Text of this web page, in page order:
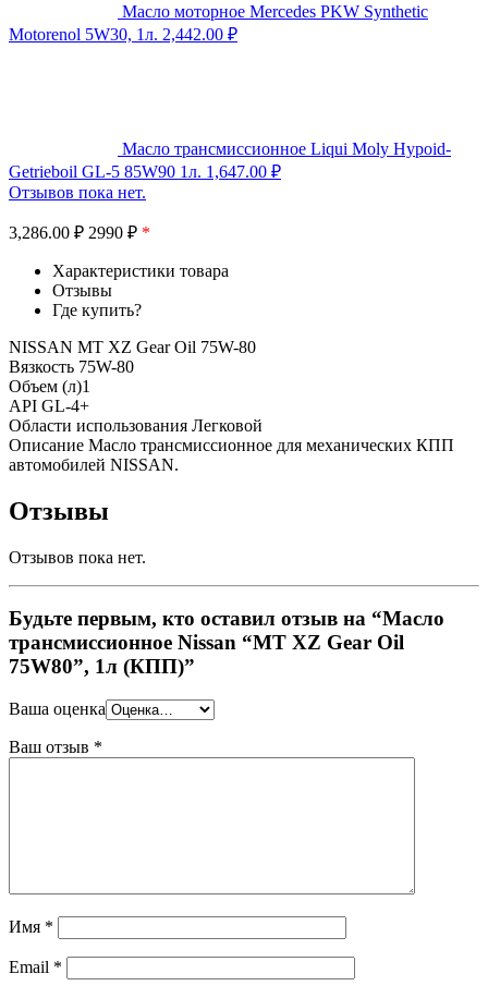
Масло моторное Mercedes PKW Synthetic
Motorenol 5W30, 1л. 2,442.00 ₽
Масло трансмиссионное Liqui Moly Hypoid-
Getrieboil GL-5 85W90 1л. 1,647.00 ₽
Отзывов пока нет.
3,286.00 ₽ 2990 ₽ *
Характеристики товара
Отзывы
Где купить?
NISSAN MT XZ Gear Oil 75W-80
Вязкость 75W-80
Объем (л)1
API GL-4+
Области использования Легковой
Описание Масло трансмиссионное для механических КПП
автомобилей NISSAN.
Отзывы
Отзывов пока нет.
Будьте первым, кто оставил отзыв на “Масло
трансмиссионное Nissan “MT XZ Gear Oil
75W80”, 1л (КПП)”
Ваша оценка
Ваш отзыв *
Имя *
Email *